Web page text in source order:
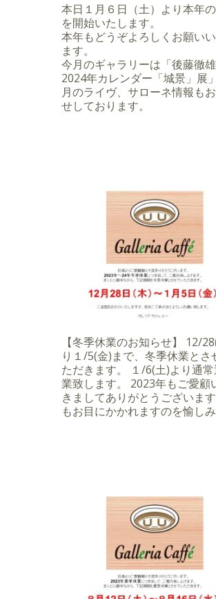
本日１月６日（土）より本年
を開始いたします。
本年もどうぞよろしくお願い
ます。
今月のギャラリーは「後藤徹
2024年カレンダー「城景」展
月のライヴ、サローネ情報も
せしております。
【冬季休業のお知らせ】 12/
り１/5(金)まで、冬季休業とさ
ただきます。 １/6(土)より通
業致します。 2023年もご愛顧
きましてありがとうございま
もお目にかかれますのを愉し